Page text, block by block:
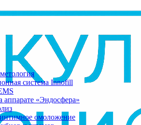
система Innofill
аппарате «Эндосфера»
омоложение